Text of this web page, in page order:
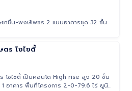
าชื่น-พงษ์เพชร 2 แบบอาคารชุด 32 ชั้น
ตร โซไซตี้
โซไซตี้ เป็นคอนโด High rise สูง 20 ชั้น
1 อาคาร พื้นที่โครงการ 2-0-79.6 ไร่ ยูนิต